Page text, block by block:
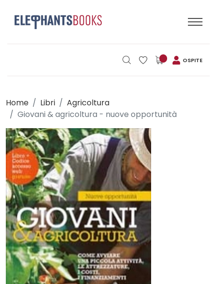
OSPITE
Home Libri
Agricoltura
Giovani & agricoltura - nuove opportunità